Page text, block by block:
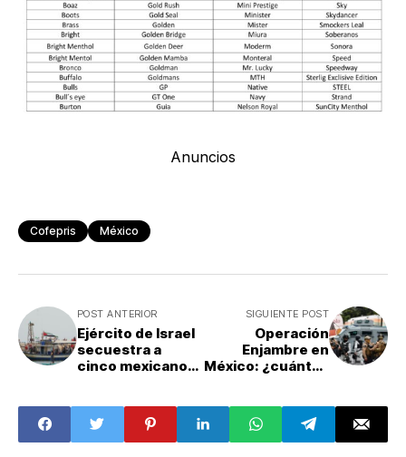
Anuncios
Cofepris México
POST ANTERIOR
Ejército de Israel
secuestra a
cinco mexicanos
SIGUIENTE POST
Operación
Enjambre en
México: ¿cuántos
por presuntos
vínculos
criminales?